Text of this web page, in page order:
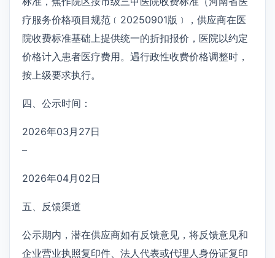
疗服务价格项目规范﹝20250901版﹞，供应商在医
院收费标准基础上提供统一的折扣报价，医院以约定
价格计入患者医疗费用。遇行政性收费价格调整时，
按上级要求执行。
四、公示时间：
2026年03月27日
–
2026年04月02日
五、反馈渠道
公示期内，潜在供应商如有反馈意见，将反馈意见和
企业营业执照复印件、法人代表或代理人身份证复印